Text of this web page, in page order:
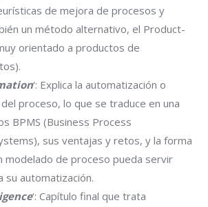
de mejora de procesos y
un método alternativo, el Product-
orientado a productos de
‘: Explica la automatización o
proceso, lo que se traduce en una
BPMS (Business Process
sus ventajas y retos, y la forma
modelado de proceso pueda servir
su automatización.
‘: Capítulo final que trata